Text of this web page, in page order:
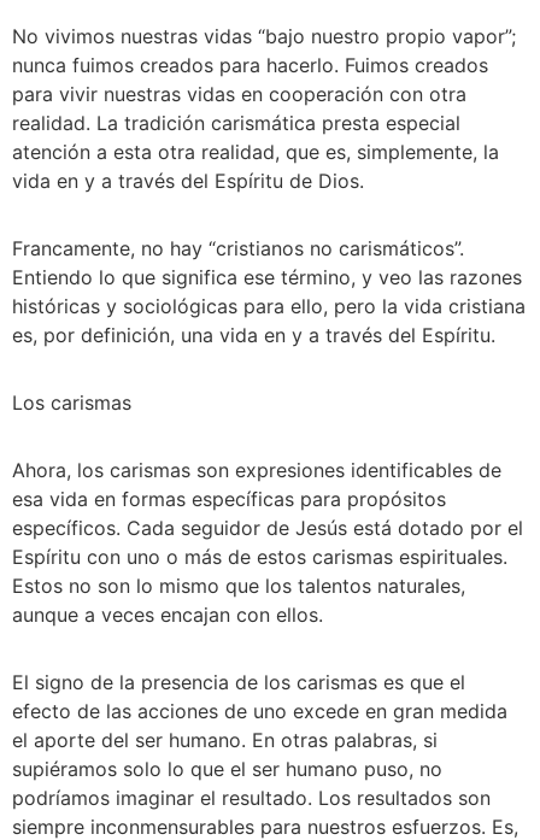
No vivimos nuestras vidas “bajo nuestro propio vapor”;
nunca fuimos creados para hacerlo. Fuimos creados
para vivir nuestras vidas en cooperación con otra
realidad. La tradición carismática presta especial
atención a esta otra realidad, que es, simplemente, la
vida en y a través del Espíritu de Dios.
Francamente, no hay “cristianos no carismáticos”.
Entiendo lo que significa ese término, y veo las razones
históricas y sociológicas para ello, pero la vida cristiana
es, por definición, una vida en y a través del Espíritu.
Los carismas
Ahora, los carismas son expresiones identificables de
esa vida en formas específicas para propósitos
específicos. Cada seguidor de Jesús está dotado por el
Espíritu con uno o más de estos carismas espirituales.
Estos no son lo mismo que los talentos naturales,
aunque a veces encajan con ellos.
El signo de la presencia de los carismas es que el
efecto de las acciones de uno excede en gran medida
el aporte del ser humano. En otras palabras, si
supiéramos solo lo que el ser humano puso, no
podríamos imaginar el resultado. Los resultados son
siempre inconmensurables para nuestros esfuerzos. Es,